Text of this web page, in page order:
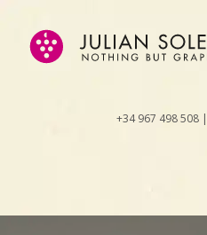
+34 967 498 508